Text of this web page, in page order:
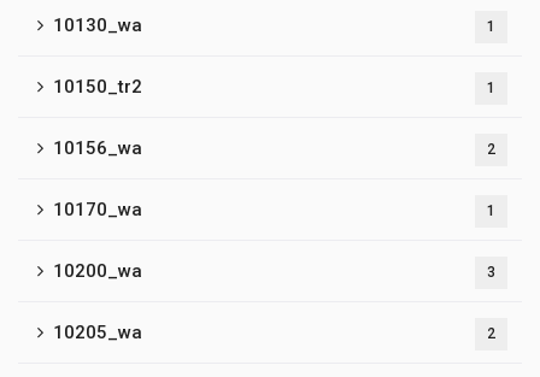
10130_wa 1
10150_tr2 1
10156_wa 2
10170_wa 1
10200_wa 3
10205_wa 2